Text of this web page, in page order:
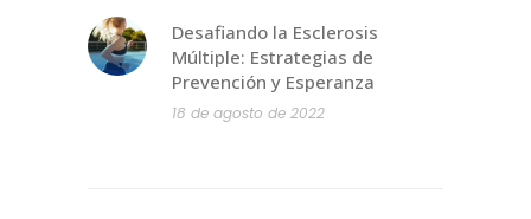
Desafiando la Esclerosis
Múltiple: Estrategias de
Prevención y Esperanza
18 de agosto de 2022